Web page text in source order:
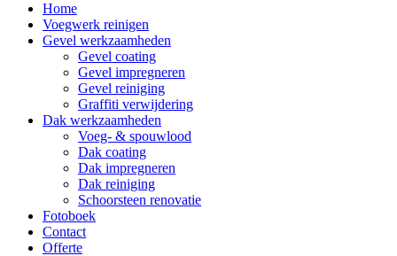
Home
Voegwerk reinigen
Gevel werkzaamheden
Gevel coating
Gevel impregneren
Gevel reiniging
Graffiti verwijdering
Dak werkzaamheden
Voeg- & spouwlood
Dak coating
Dak impregneren
Dak reiniging
Schoorsteen renovatie
Fotoboek
Contact
Offerte